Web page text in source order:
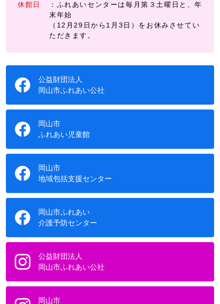
休館日
：ふれあいセンターは毎月第３土曜日と、年
末年始
（12月29日から1月3日）をお休みさせてい
ただきます。
公益財団法人
岡山市ふれあい公社
岡山市
ふれあい児童館
岡山市
地域包括支援センター
岡山市ふれあい
介護予防センター
公益財団法人
岡山市ふれあい公社
岡山市